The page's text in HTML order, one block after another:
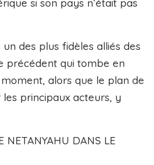
si son pays n’était pas
des plus fidèles alliés des
précédent qui tombe en
alors que le plan de
principaux acteurs, y
DANS LE